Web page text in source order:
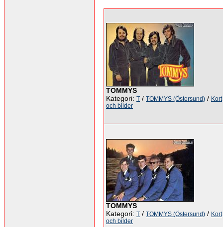
TOMMYS
Kategori: T / TOMMYS (Östersund) / Kort
och bilder
TOMMYS
Kategori: T / TOMMYS (Östersund) / Kort
och bilder